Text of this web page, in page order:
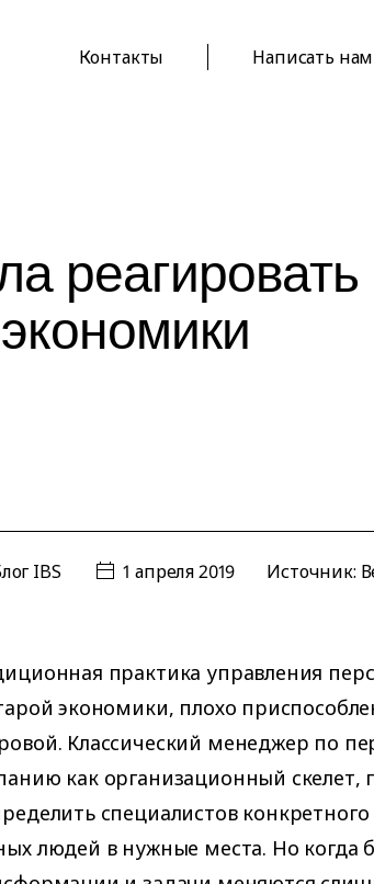
Контакты Написать нам
реагировать
IBS 1 апреля 2019 Источник:
практика управления
экономики, плохо
Классический менеджер по
как организационный
специалистов
людей в нужные места. Но когда